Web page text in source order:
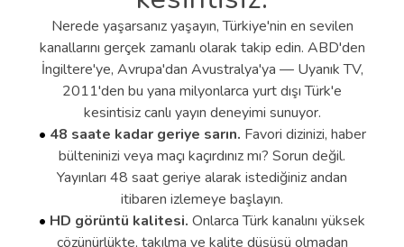
Nerede yaşarsanız yaşayın, Türkiye'nin en sevilen
kanallarını gerçek zamanlı olarak takip edin. ABD'den
İngiltere'ye, Avrupa'dan Avustralya'ya — Uyanık TV,
2011'den bu yana milyonlarca yurt dışı Türk'e
kesintisiz canlı yayın deneyimi sunuyor.
48 saate kadar geriye sarın. Favori dizinizi, haber
bülteninizi veya maçı kaçırdınız mı? Sorun değil.
Yayınları 48 saat geriye alarak istediğiniz andan
itibaren izlemeye başlayın.
HD görüntü kalitesi. Onlarca Türk kanalını yüksek
çözünürlükte, takılma ve kalite düşüşü olmadan